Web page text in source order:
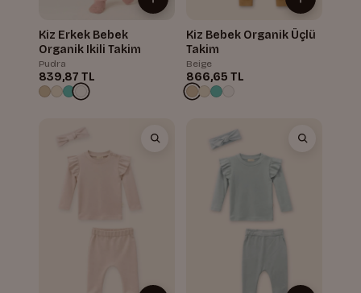
Kiz Erkek Bebek
Organik Ikili Takim
Pudra
839,87 TL
Kiz Bebek Organik Üçlü
Takim
Beige
866,65 TL